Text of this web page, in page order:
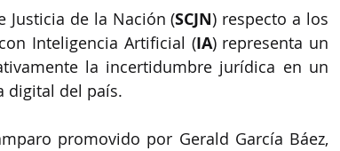
Justicia de la Nación (SCJN) respecto a los
Inteligencia Artificial (IA) representa un
la incertidumbre jurídica en un
digital del país.
promovido por Gerald García Báez,